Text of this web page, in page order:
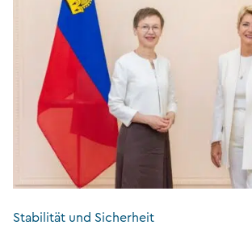
Stabilität und Sicherheit